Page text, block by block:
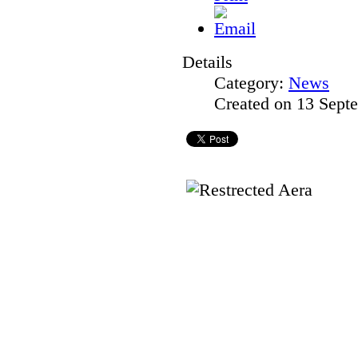
Details
Category: News
Created on 13